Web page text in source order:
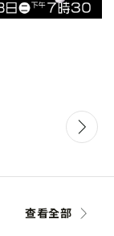
查看全部